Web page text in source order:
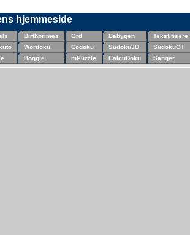
hjemmeside
Birthprimes Ord Babygen
Tekstifisere
Wordoku Codoku Sudoku3D
SudokuGT
Boggle mPuzzle CalcuDoku Sanger